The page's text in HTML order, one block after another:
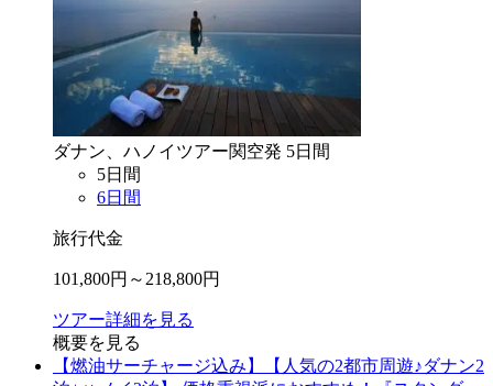
ダナン、ハノイ ツアー関空発 5日間
5日間
6日間
旅行代金
101,800円～ 218,800円
ツアー詳細を見る
概要を見る
【燃油サーチャージ込み】【人気の2都市周遊♪ダナン2